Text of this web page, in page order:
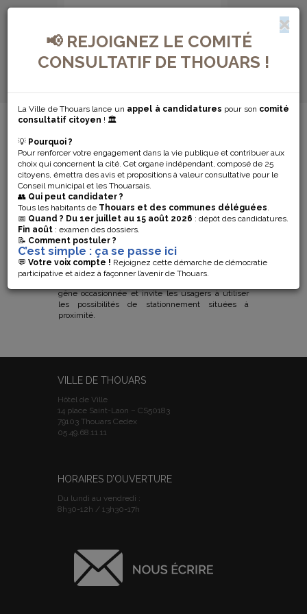
📢 REJOIGNEZ LE COMITÉ
CONSULTATIF DE THOUARS !
La Ville de Thouars lance un appel à candidatures pour son comité
consultatif citoyen ! 🏛️
💡 Pourquoi ?
Pour renforcer votre engagement dans la vie publique et contribuer aux
choix qui concernent la cité. Cet organe indépendant, composé de 25
citoyens, émettra des avis et propositions à valeur consultative pour le
Conseil municipal et les Thouarsais.
👥 Qui peut candidater ?
Tous les habitants de Thouars et des communes déléguées.
📅 Quand ? Du 1er juillet au 15 août 2026 : dépôt des candidatures.
Fin août : examen des dossiers.
📝 Comment postuler ?
C’est simple : ça se passe ici
💬 Votre voix compte ! Rejoignez cette démarche de démocratie
participative et aidez à façonner l’avenir de Thouars.
MENU DE NAVIGATION...
PARKING EN
TRAVAUX
La ville de Thouars va effectuer des travaux
d’aménagement du parking des
125ème Régiment
Communes, rue de la Trémoïlle
qui débutera mercredi 9 juin , est programmé sur
deux mois .Le parking sera fermé pendant
gêne occasionnée et invite les usagers à utiliser
les possibilités de stationnement situées à
proximité.
VILLE DE THOUARS
Hôtel de Ville
14 place Saint-Laon – CS50183
79103 Thouars Cedex
05.49.68.11.11
HORAIRES D’OUVERTURE
Du lundi au vendredi :
8h30-12h / 13h30-17h